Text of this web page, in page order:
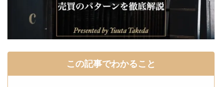
この記事でわかること